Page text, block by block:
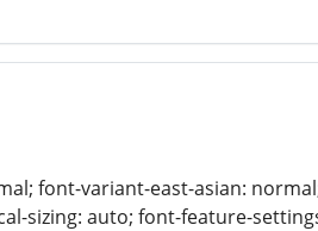
font-variant-east-asian:
sizing: auto; font-feature-